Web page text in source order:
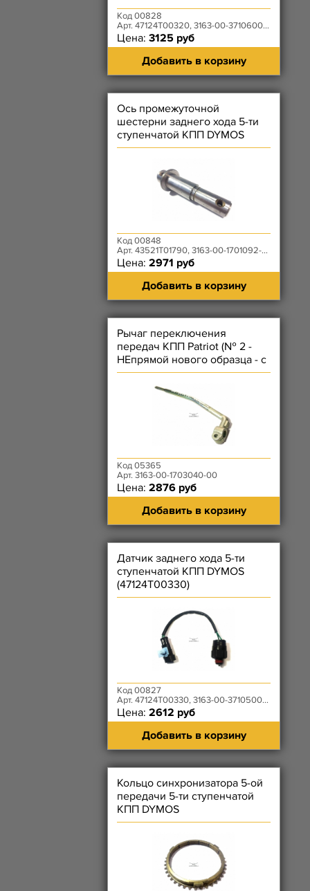
Код 00828
Арт. 47124T00320, 3163-00-3710600-00
Цена: 3125 руб
Добавить в корзину
Ось промежуточной
шестерни заднего хода 5-ти
ступенчатой КПП DYMOS
Код 00848
Арт. 43521T01790, 3163-00-1701092-00
Цена: 2971 руб
Добавить в корзину
Рычаг переключения
передач КПП Patriot (№ 2 -
НЕпрямой нового образца - с
агрегатом DYMOS
Код 05365
Арт. 3163-00-1703040-00
Цена: 2876 руб
Добавить в корзину
Датчик заднего хода 5-ти
ступенчатой КПП DYMOS
(47124T00330)
Код 00827
Арт. 47124T00330, 3163-00-3710500-00
Цена: 2612 руб
Добавить в корзину
Кольцо синхронизатора 5-ой
передачи 5-ти ступенчатой
КПП DYMOS